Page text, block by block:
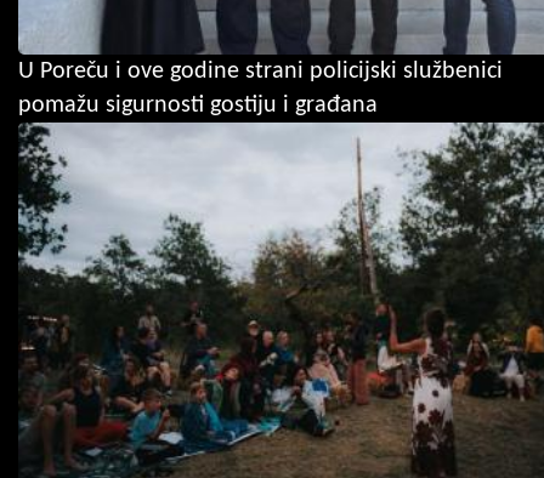
U Poreču i ove godine strani policijski službenici
pomažu sigurnosti gostiju i građana